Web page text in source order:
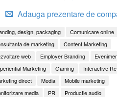
Adauga prezentare de
design, packaging
Comunicare online
de marketing
Content Marketing
web
Employer Branding
Marketing
Gaming
Interactive
direct
Media
Mobile marketing
media
PR
Productie audio